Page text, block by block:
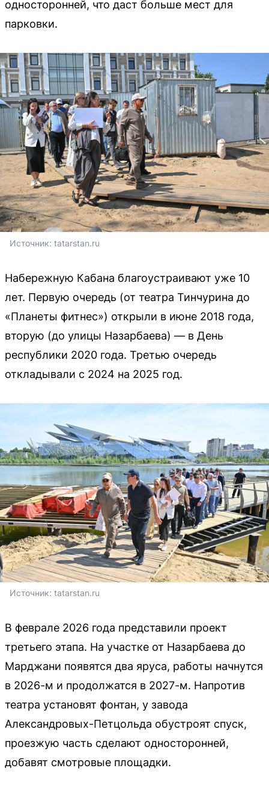
односторонней, что даст больше мест для
парковки.
Источник: tatarstan.ru
Набережную Кабана благоустраивают уже 10
лет. Первую очередь (от театра Тинчурина до
«Планеты фитнес») открыли в июне 2018 года,
вторую (до улицы Назарбаева) — в День
республики 2020 года. Третью очередь
откладывали с 2024 на 2025 год.
Источник: tatarstan.ru
В феврале 2026 года представили проект
третьего этапа. На участке от Назарбаева до
Марджани появятся два яруса, работы начнутся
в 2026-м и продолжатся в 2027-м. Напротив
театра установят фонтан, у завода
Александровых-Петцольда обустроят спуск,
проезжую часть сделают односторонней,
добавят смотровые площадки.